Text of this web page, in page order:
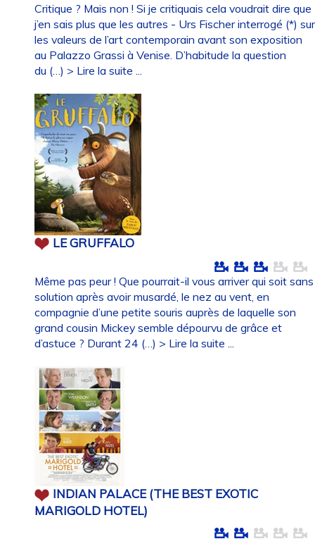
Critique ? Mais non ! Si je critiquais cela voudrait dire que
j’en sais plus que les autres - Urs Fischer interrogé (*) sur
les valeurs de l’art contemporain avant son exposition
au Palazzo Grassi à Venise. D’habitude la question
du (…) > Lire la suite ...
LE GRUFFALO
Même pas peur ! Que pourrait-il vous arriver qui soit sans
solution après avoir musardé, le nez au vent, en
compagnie d’une petite souris auprès de laquelle son
grand cousin Mickey semble dépourvu de grâce et
d’astuce ? Durant 24 (…) > Lire la suite ...
INDIAN PALACE (THE BEST EXOTIC
MARIGOLD HOTEL)